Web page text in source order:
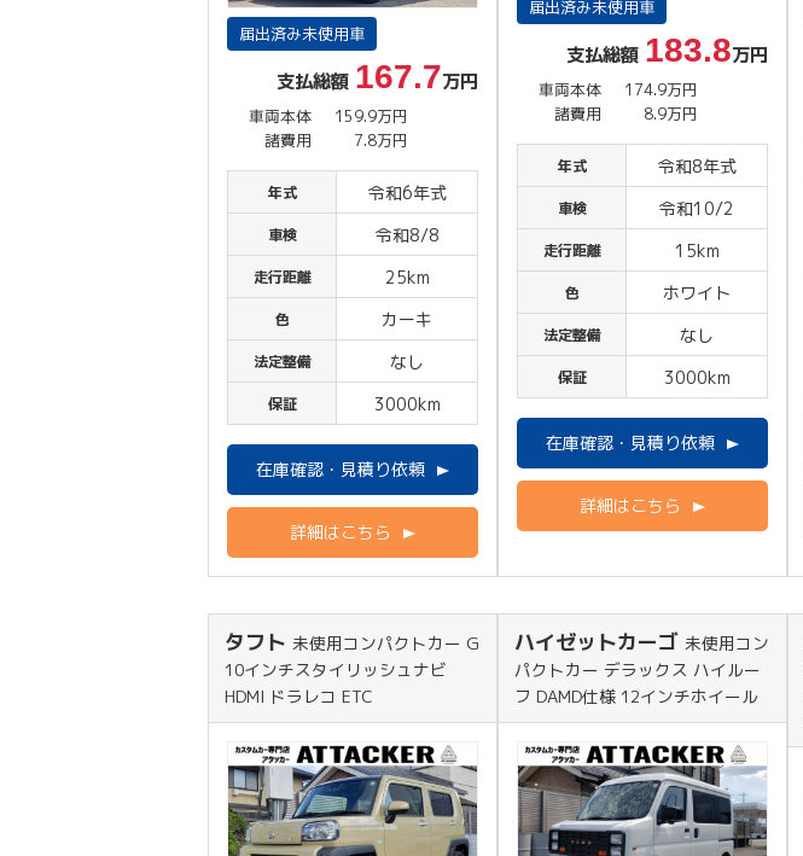
届出済み未使用車
支払総額 167.7万円
車両本体
159.9万円
諸費用
7.8万円
年式 令和6年式
車検 令和8/8
走行距離 25km
色 カーキ
法定整備 なし
保証 3000km
在庫確認・見積り依頼
詳細はこちら
届出済み未使用車
支払総額 183.8万円
車両本体
174.9万円
諸費用
8.9万円
年式 令和8年式
車検 令和10/2
走行距離 15km
色 ホワイト
法定整備 なし
保証 3000km
在庫確認・見積り依頼
詳細はこちら
タフト 未使用コンパクトカー G
10インチスタイリッシュナビ
HDMI ドラレコ ETC
ハイゼットカーゴ 未使用コン
パクトカー デラックス ハイルー
フ DAMD仕様 12インチホイール